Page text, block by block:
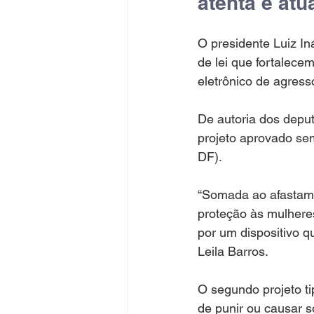
O presidente Luiz
de lei que
eletrônico de
De autoria dos
projeto aprovado
DF).
“Somada ao
proteção às
por um dispositivo
Leila Barros.
O segundo projeto
de punir ou causar